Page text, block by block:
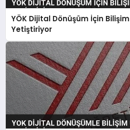
YÖK Dijital Dönüşüm İçin
Yetiştiriyor